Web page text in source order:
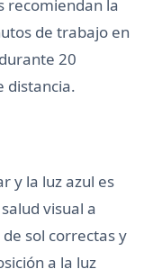
recomiendan la
de trabajo en
20
distancia.
y la luz azul es
visual a
sol correctas y
a la luz